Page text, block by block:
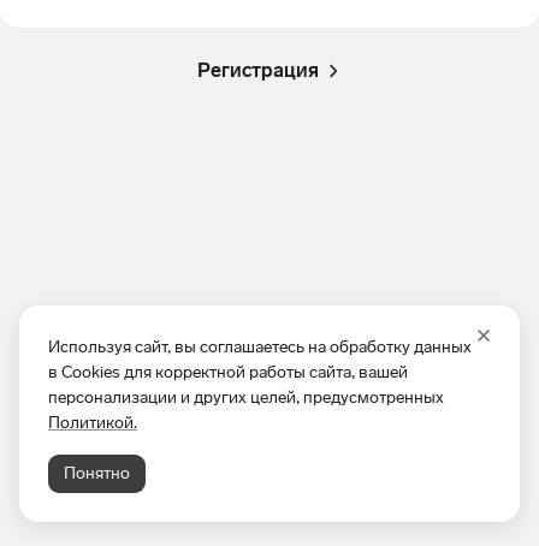
Используя сайт, вы соглашаетесь на обработку данных
в Cookies для корректной работы сайта, вашей
персонализации и других целей, предусмотренных
Политикой.
Понятно
Регистрация